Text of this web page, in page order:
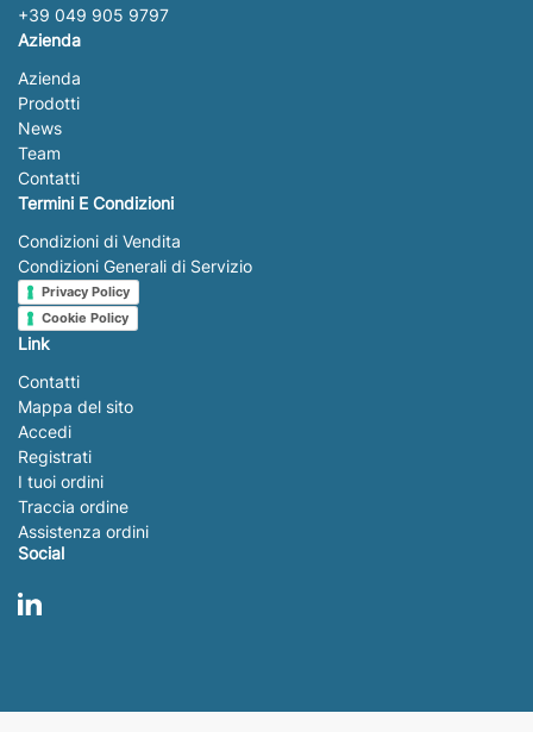
+39 049 905 9797
Azienda
Azienda
Prodotti
News
Team
Contatti
Termini E Condizioni
Condizioni di Vendita
Condizioni Generali di Servizio
Privacy Policy
Cookie Policy
Link
Contatti
Mappa del sito
Accedi
Registrati
I tuoi ordini
Traccia ordine
Assistenza ordini
Social
LinkedIn